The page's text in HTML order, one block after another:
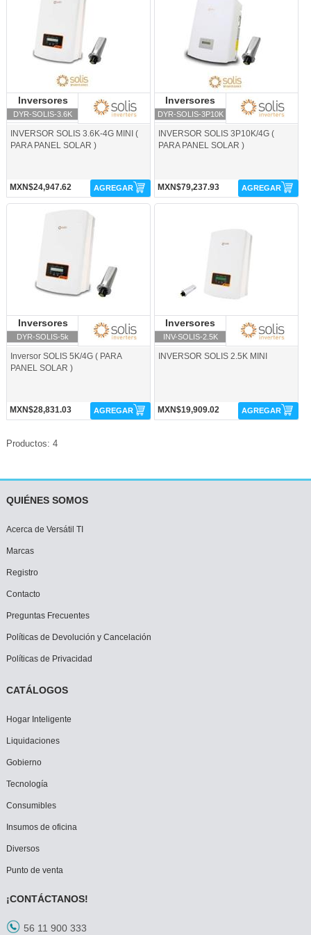
Inversores
Solis
DYR-SOLIS-3.6K
Inversores Solis
INVERSOR SOLIS 3.6K-4G MINI (
PARA PANEL SOLAR )
MXN$24,947.62 AGREGAR
Inversores
Solis
DYR-SOLIS-3P10K
Inversores Solis
INVERSOR SOLIS 3P10K/4G (
PARA PANEL SOLAR )
MXN$79,237.93 AGREGAR
Inversores
Solis
DYR-SOLIS-5k
Inversores Solis
Inversor SOLIS 5K/4G ( PARA
PANEL SOLAR )
MXN$28,831.03 AGREGAR
Inversores
Solis
INV-SOLIS-2.5K
Inversores Solis
INVERSOR SOLIS 2.5K MINI
MXN$19,909.02 AGREGAR
Productos: 4
QUIÉNES SOMOS
Acerca de Versátil TI
Marcas
Registro
Contacto
Preguntas Frecuentes
Políticas de Devolución y Cancelación
Políticas de Privacidad
CATÁLOGOS
Hogar Inteligente
Liquidaciones
Gobierno
Tecnología
Consumibles
Insumos de oficina
Diversos
Punto de venta
¡CONTÁCTANOS!
56 11 900 333